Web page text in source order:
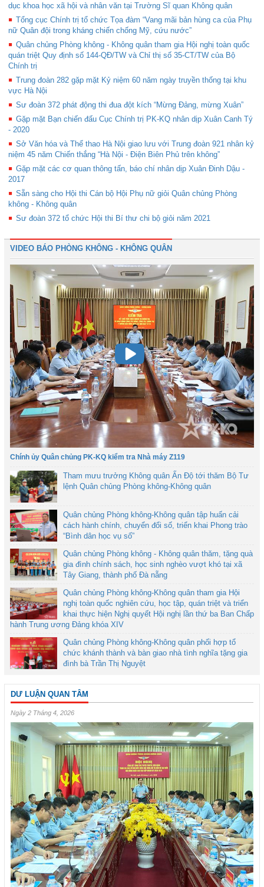
dục khoa học xã hội và nhân văn tại Trường Sĩ quan Không quân
Tổng cục Chính trị tổ chức Tọa đàm “Vang mãi bản hùng ca của Phụ
nữ Quân đội trong kháng chiến chống Mỹ, cứu nước”
Quân chủng Phòng không - Không quân tham gia Hội nghị toàn quốc
quán triệt Quy định số 144-QĐ/TW và Chỉ thị số 35-CT/TW của Bộ
Chính trị
Trung đoàn 282 gặp mặt Kỷ niệm 60 năm ngày truyền thống tại khu
vực Hà Nội
Sư đoàn 372 phát động thi đua đột kích “Mừng Đảng, mừng Xuân”
Gặp mặt Bạn chiến đấu Cục Chính trị PK-KQ nhân dịp Xuân Canh Tý
- 2020
Sở Văn hóa và Thể thao Hà Nội giao lưu với Trung đoàn 921 nhân kỷ
niệm 45 năm Chiến thắng “Hà Nội - Điện Biên Phủ trên không”
Gặp mặt các cơ quan thông tấn, báo chí nhân dịp Xuân Đinh Dậu -
2017
Sẵn sàng cho Hội thi Cán bộ Hội Phụ nữ giỏi Quân chủng Phòng
không - Không quân
Sư đoàn 372 tổ chức Hội thi Bí thư chi bộ giỏi năm 2021
VIDEO BÁO PHÒNG KHÔNG - KHÔNG QUÂN
Chính ủy Quân chủng PK-KQ kiểm tra Nhà máy Z119
Tham mưu trưởng Không quân Ấn Độ tới thăm Bộ Tư
lệnh Quân chủng Phòng không-Không quân
Quân chủng Phòng không-Không quân tập huấn cải
cách hành chính, chuyển đổi số, triển khai Phong trào
“Bình dân học vụ số”
Quân chủng Phòng không - Không quân thăm, tặng quà
gia đình chính sách, học sinh nghèo vượt khó tại xã
Tây Giang, thành phố Đà nẵng
Quân chủng Phòng không-Không quân tham gia Hội
nghị toàn quốc nghiên cứu, học tập, quán triệt và triển
khai thực hiện Nghị quyết Hội nghị lần thứ ba Ban Chấp
hành Trung ương Đảng khóa XIV
Quân chủng Phòng không-Không quân phối hợp tổ
chức khánh thành và bàn giao nhà tình nghĩa tặng gia
đình bà Trần Thị Nguyệt
DƯ LUẬN QUAN TÂM
Ngày 2 Tháng 4, 2026